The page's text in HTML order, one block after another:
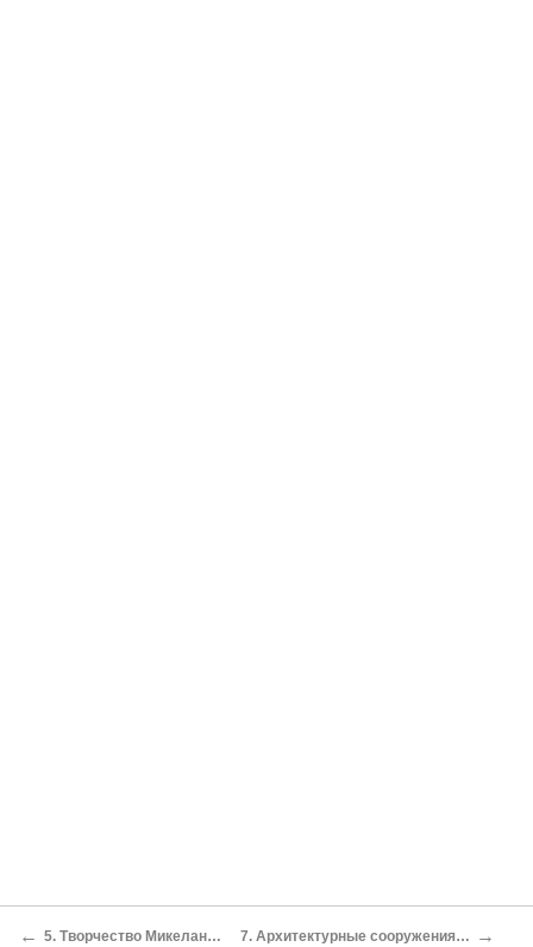
← 5. Творчество Микеланджело в Риме 7. Архитектурные сооружения Микеланджело →